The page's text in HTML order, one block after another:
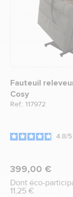
Fauteuil
Cosy
Ref.: 117972
4.8/5
399,00 €
Dont éco-
11,25 €